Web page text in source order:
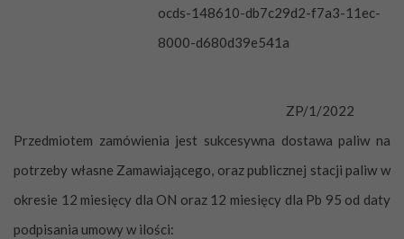
ocds-148610-db7c29d2-f7a3-11ec-
8000-d680d39e541a
ZP/1/2022
Przedmiotem zamówienia jest sukcesywna dostawa paliw na
potrzeby własne Zamawiającego, oraz publicznej stacji paliw w
okresie 12 miesięcy dla ON oraz 12 miesięcy dla Pb 95 od daty
podpisania umowy w ilości: